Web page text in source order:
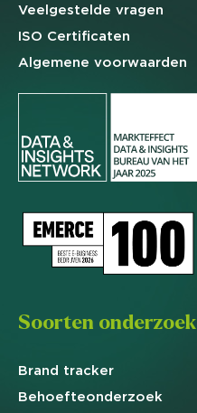
Veelgestelde vragen
ISO Certificaten
Algemene voorwaarden
Soorten onderzoek
Brand tracker
Behoefteonderzoek